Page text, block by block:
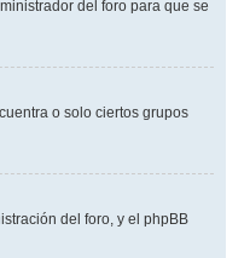
del foro para que se
o solo ciertos grupos
del foro, y el phpBB